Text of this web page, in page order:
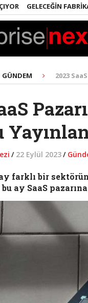
GELECEĞIN
GÜNDEM 2023
/ 22 Eylül 2023/
farklı bir
ay SaaS